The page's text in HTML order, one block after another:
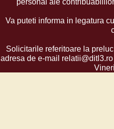
Va puteti informa in legatura
Solicitarile referitoare la
adresa de e-mail